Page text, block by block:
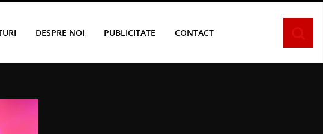
DESPRE NOI PUBLICITATE CONTACT